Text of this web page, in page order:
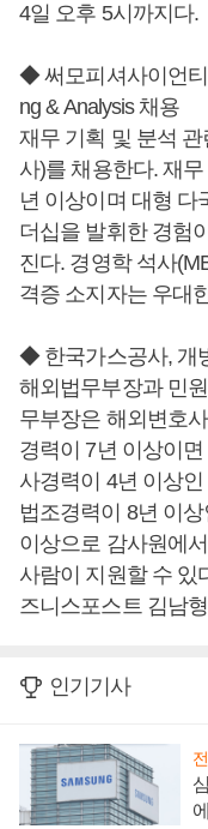
4일 오후 5시까지다.
◆ 써모피셔사이언티
ng & Analysis 채용
재무 기획 및 분석 관
사)를 채용한다. 재
년 이상이며 대형 다
더십을 발휘한 경험
진다. 경영학 석사
격증 소지자는 우대
◆ 한국가스공사, 개
해외법무부장과 민
무부장은 해외변호
경력이 7년 이상이
사경력이 4년 이상
법조경력이 8년 이
이상으로 감사원에
사람이 지원할 수 있
즈니스포스트 김남
인기기사